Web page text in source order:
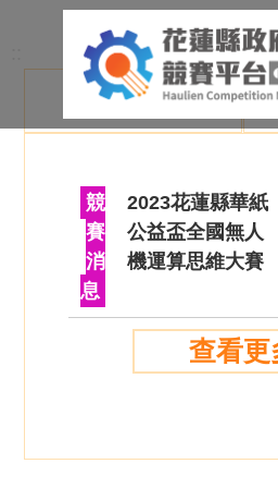
最新消息
競
賽
消
息
2023花蓮縣華紙
公益盃全國無人
機運算思維大賽